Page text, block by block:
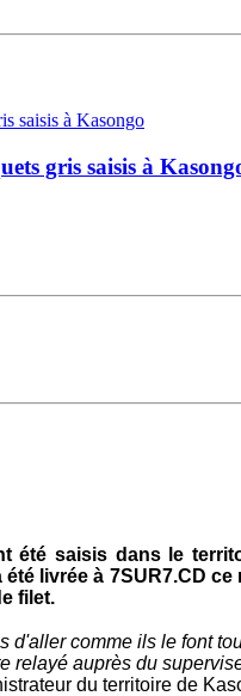
gris saisis à
été saisis dans le
livrée à 7SUR7.CD
filet.
d'aller comme ils le font
relayé auprès du
du territoire de